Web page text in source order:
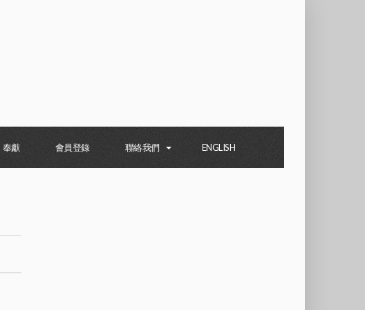
奉獻 會員登錄 聯絡我們 ENGLISH